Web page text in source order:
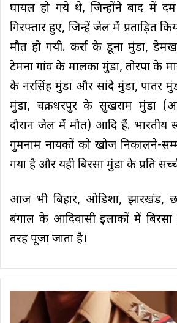
घायल हो गये थे, जिन्होंने बाद में
गिरफ्तार हुए, जिन्हें जेल में प्रताड़ित
मौत हो गयी. कर्रा के डूना मुंडा,
टेमना गांव के मालका मुंडा, तोरपा के
के नरसिंह मुंडा और सांदे मुंडा, पातर
मुंडा, चक्रधरपुर के सुखराम मुंडा
दौरान जेल में मौत) आदि हैं. भारतीय
गुमनाम नायकों को खोज निकालने-
गया है और यही बिरसा मुंडा के प्रति
आज भी बिहार, ओडिशा, झारखंड,
बंगाल के आदिवासी इलाकों में
तरह पूजा जाता है।